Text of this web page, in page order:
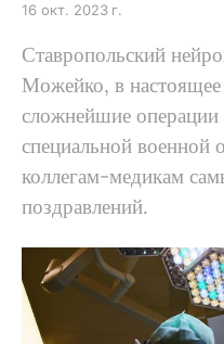
16 окт. 2023 г.
Ставропольский
Можейко, в
сложнейшие
специальной военной
коллегам-медикам
поздравлений.